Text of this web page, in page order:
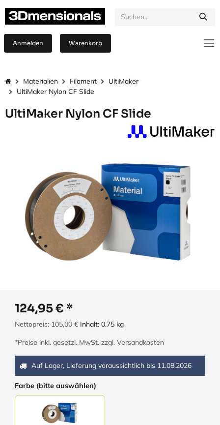
Anmelden Warenkorb
Materialien Filament
UltiMaker
UltiMaker Nylon CF Slide
UltiMaker Nylon CF Slide
124,95€
Nettopreis: 105,00 € Inhalt: 0.75 kg
*Preise inkl. gesetzl. MwSt. zzgl. Versandkosten
Auf Lager, Lieferung voraussichtlich bis 11.08.2026
Farbe (bitte auswählen)